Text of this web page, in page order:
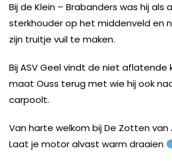
Bij de Klein – Brabanders was hij als
sterkhouder op het middenveld en
zijn truitje vuil te maken.
Bij ASV Geel vindt de niet aflatende
maat Ouss terug met wie hij ook
carpoolt.
Van harte welkom bij De Zotten van
Laat je motor alvast warm draaien